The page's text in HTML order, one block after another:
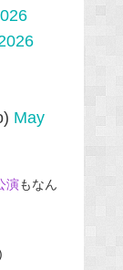
May
演もなん